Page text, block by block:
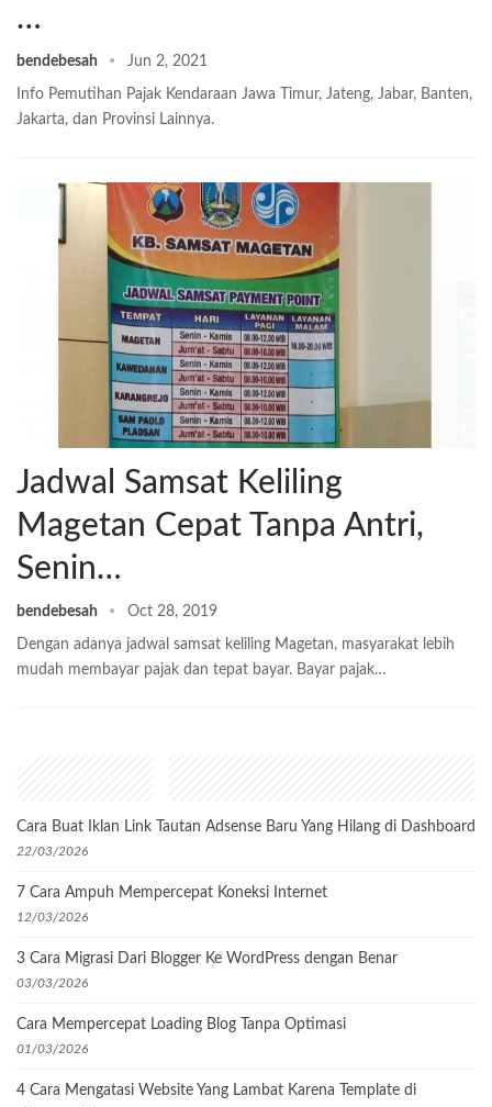
…
bendebesah Jun 2, 2021
Info Pemutihan Pajak Kendaraan Jawa Timur, Jateng, Jabar, Banten,
Jakarta, dan Provinsi Lainnya.
Jadwal Samsat Keliling
Magetan Cepat Tanpa Antri,
Senin…
bendebesah Oct 28, 2019
Dengan adanya jadwal samsat keliling Magetan, masyarakat lebih
mudah membayar pajak dan tepat bayar. Bayar pajak…
Recent Posts
Cara Buat Iklan Link Tautan Adsense Baru Yang Hilang di Dashboard
22/03/2026
7 Cara Ampuh Mempercepat Koneksi Internet
12/03/2026
3 Cara Migrasi Dari Blogger Ke WordPress dengan Benar
03/03/2026
Cara Mempercepat Loading Blog Tanpa Optimasi
01/03/2026
4 Cara Mengatasi Website Yang Lambat Karena Template di